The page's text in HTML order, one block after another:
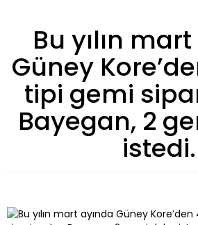
Bu yılın
Güney
tipi gemi
Bayegan, 2
istedi.